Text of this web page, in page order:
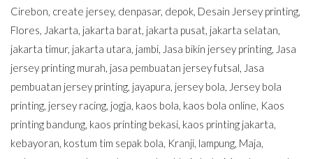
Cirebon, create jersey, denpasar, depok, Desain Jersey printing,
Flores, Jakarta, jakarta barat, jakarta pusat, jakarta selatan,
jakarta timur, jakarta utara, jambi, Jasa bikin jersey printing, Jasa
jersey printing murah, jasa pembuatan jersey futsal, Jasa
pembuatan jersey printing, jayapura, jersey bola, Jersey bola
printing, jersey racing, jogja, kaos bola, kaos bola online, Kaos
printing bandung, kaos printing bekasi, kaos printing jakarta,
kebayoran, kostum tim sepak bola, Kranji, lampung, Maja,